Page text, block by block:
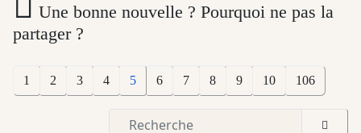
Une bonne nouvelle ? Pourquoi ne pas la
partager ?
1 2 3 4 5 6 7 8 9 10 106